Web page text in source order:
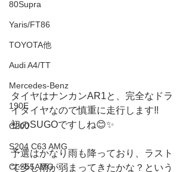
80Supra
Yaris/FT86
TOYOTA他
Audi A4/TT
Mercedes-Benz
190E
C200
S204 C63 AMG
CLS55AMG
タイヤはナンカンAR1と、完全なドラ
イタイヤなので慎重に走行します‼️
初のSUGOですしね😊✨
予選はかなり雨も降っており、ラスト
で少し雨が弱まってきたかな？という